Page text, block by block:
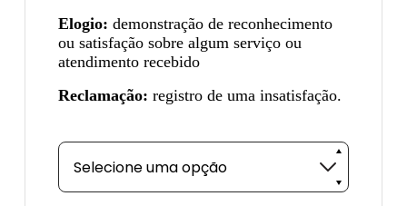
Elogio: demonstração de reconhecimento
ou satisfação sobre algum serviço ou
atendimento recebido
Reclamação: registro de uma insatisfação.